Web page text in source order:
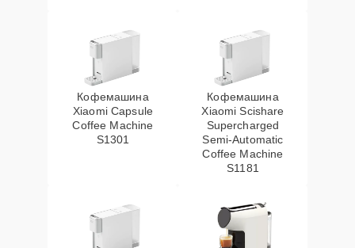
Кофемашина
Xiaomi Capsule
Coffee Machine
S1301
Кофемашина
Xiaomi Scishare
Supercharged
Semi‑Automatic
Coffee Machine
S1181